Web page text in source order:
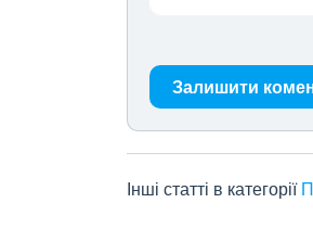
Залишити
Інші статті в категорії